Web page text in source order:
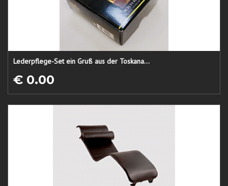
Lederpflege-Set ein Gruß aus der Toskana...
€ 0.00